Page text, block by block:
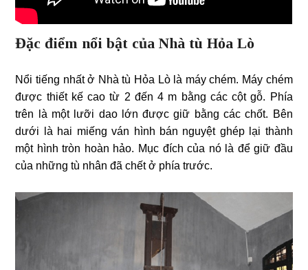
Đặc điểm nổi bật của Nhà tù Hỏa Lò
Nổi tiếng nhất ở Nhà tù Hỏa Lò là máy chém. Máy chém
được thiết kế cao từ 2 đến 4 m bằng các cột gỗ. Phía
trên là một lưỡi dao lớn được giữ bằng các chốt. Bên
dưới là hai miếng ván hình bán nguyệt ghép lại thành
một hình tròn hoàn hảo. Mục đích của nó là để giữ đầu
của những tù nhân đã chết ở phía trước.